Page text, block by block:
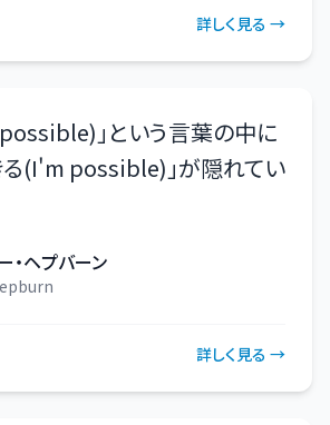
詳しく見る →
」という言葉の中に
る(I'm possible)」が隠れてい
・ヘプバーン
詳しく見る →